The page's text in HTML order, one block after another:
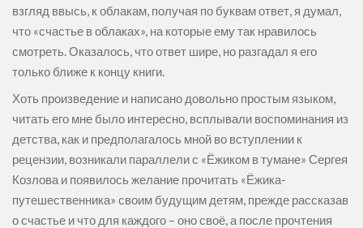
взгляд ввысь, к облакам, получая по буквам ответ, я думал,
что «счастье в облаках», на которые ему так нравилось
смотреть. Оказалось, что ответ шире, но разгадал я его
только ближе к концу книги.
Хоть произведение и написано довольно простым языком,
читать его мне было интересно, всплывали воспоминания из
детства, как и предполагалось мной во вступлении к
рецензии, возникали параллели с «Ёжиком в тумане» Сергея
Козлова и появилось желание прочитать «Ёжика-
путешественника» своим будущим детям, прежде рассказав
о счастье и что для каждого – оно своё, а после прочтения